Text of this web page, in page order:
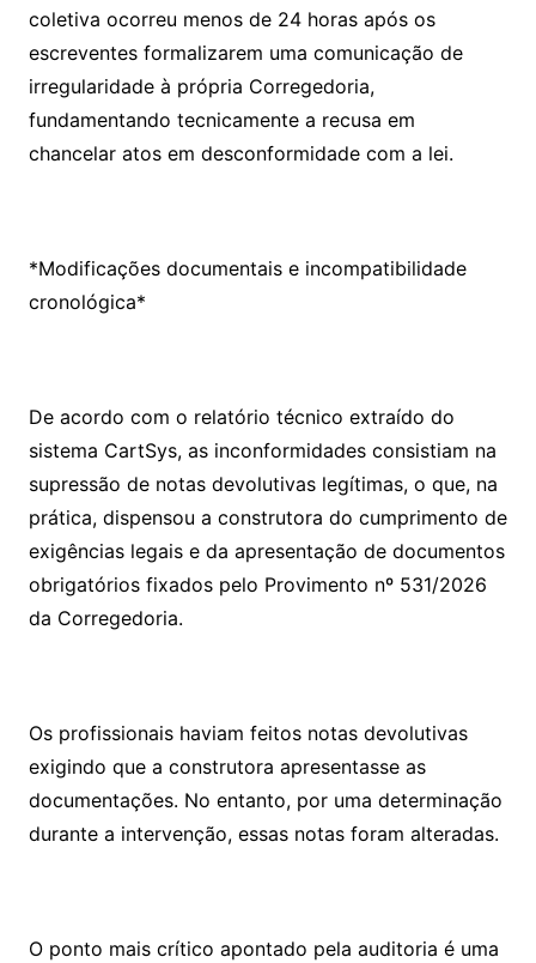
coletiva ocorreu menos de 24 horas após os
escreventes formalizarem uma comunicação de
irregularidade à própria Corregedoria,
fundamentando tecnicamente a recusa em
chancelar atos em desconformidade com a lei.
*Modificações documentais e incompatibilidade
cronológica*
De acordo com o relatório técnico extraído do
sistema CartSys, as inconformidades consistiam na
supressão de notas devolutivas legítimas, o que, na
prática, dispensou a construtora do cumprimento de
exigências legais e da apresentação de documentos
obrigatórios fixados pelo Provimento nº 531/2026
da Corregedoria.
Os profissionais haviam feitos notas devolutivas
exigindo que a construtora apresentasse as
documentações. No entanto, por uma determinação
durante a intervenção, essas notas foram alteradas.
O ponto mais crítico apontado pela auditoria é uma